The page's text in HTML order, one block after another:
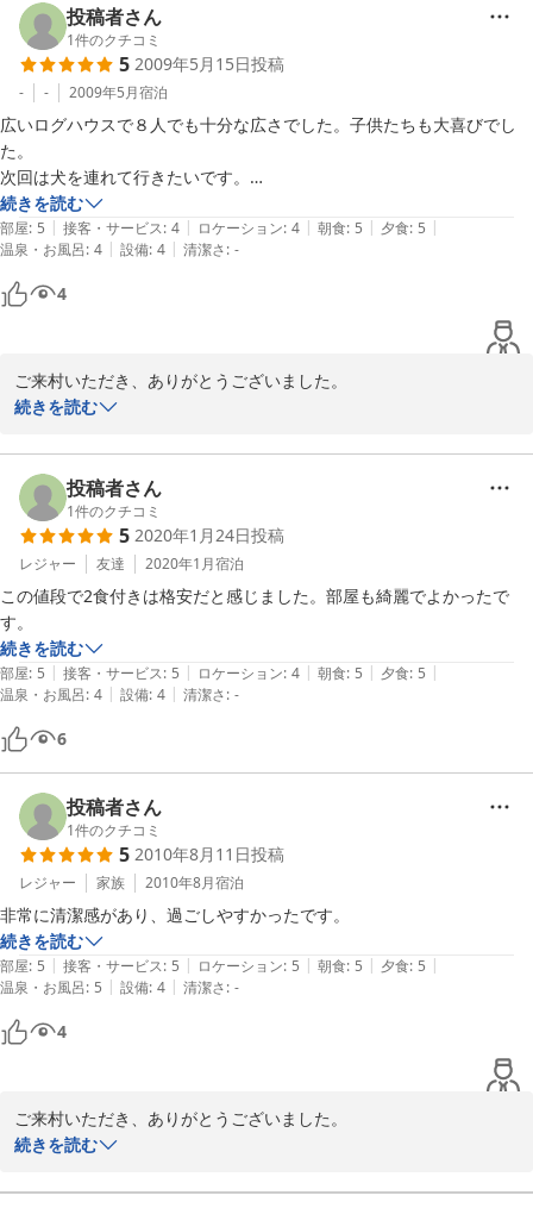
またのご利用をお待ちしております。
2009-08-04
投稿者さん
1件のクチコミ
5 2009年5月15日投稿
- - 2009年5月宿泊
広いログハウスで８人でも十分な広さでした。子供たちも大喜びでし
た。
次回は犬を連れて行きたいです。
【ご利用の宿泊プラン】
【ポイント10倍】りんごで育った「信州牛」炭焼きプランl
貸別荘タイプのファミリーロッジ。大人数用♪禁煙ルーム
続きを読む
部屋: 5 | 接客・サービス: 4 | ロケーション: 4 | 朝食: 5 | 夕食: 5 |
温泉・お風呂: 4 | 設備: 4 | 清潔さ: -
4
ご来村いただき、ありがとうございました。
お喜びいただき、大変うれしく思います。
続きを読む
投稿者さん
1件のクチコミ
5 2020年1月24日投稿
レジャー 友達 2020年1月宿泊
この値段で2食付きは格安だと感じました。部屋も綺麗でよかったで
す。
続きを読む
部屋: 5 | 接客・サービス: 5 | ロケーション: 4 | 朝食: 5 | 夕食: 5 |
温泉・お風呂: 4 | 設備: 4 | 清潔さ: -
6
投稿者さん
1件のクチコミ
5 2010年8月11日投稿
レジャー 家族 2010年8月宿泊
非常に清潔感があり、過ごしやすかったです。
続きを読む
部屋: 5 | 接客・サービス: 5 | ロケーション: 5 | 朝食: 5 | 夕食: 5 |
温泉・お風呂: 5 | 設備: 4 | 清潔さ: -
4
ご来村いただき、ありがとうございました。
ご満足いただけて、大変うれしく思います。
楽しみいただけると思います。
続きを読む